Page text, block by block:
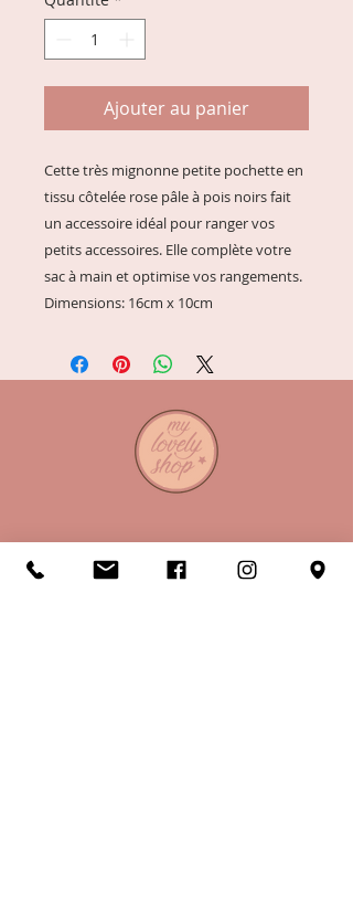
Ajouter au panier
Cette très mignonne petite pochette en
tissu côtelée rose pâle à pois noirs fait
un accessoire idéal pour ranger vos
petits accessoires. Elle complète votre
sac à main et optimise vos rangements.
Dimensions: 16cm x 10cm
A propos